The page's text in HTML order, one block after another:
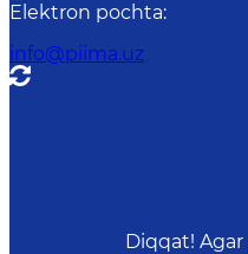
Elektron pochta:
info@piima.uz
Diqqat!